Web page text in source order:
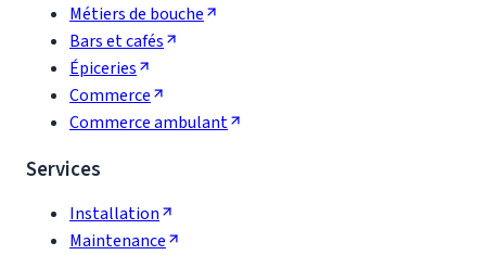
Métiers de bouche
Bars et cafés
Épiceries
Commerce
Commerce ambulant
Services
Installation
Maintenance